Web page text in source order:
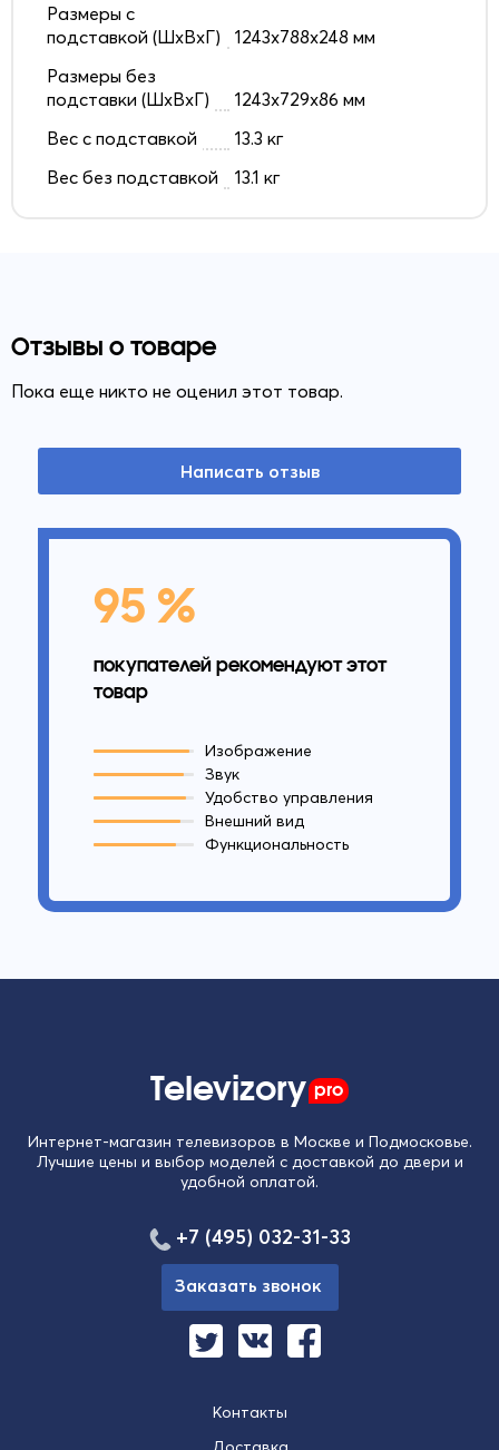
Размеры с
подставкой (ШxВxГ)
1243x788x248 мм
Размеры без
подставки (ШxВxГ)
1243x729x86 мм
Вес с подставкой
13.3 кг
Вес без подставкой
13.1 кг
Отзывы о товаре
Пока еще никто не оценил этот товар.
Написать отзыв
95 %
покупателей рекомендуют этот
товар
Изображение
Звук
Удобство управления
Внешний вид
Функциональность
Televizory pro
Интернет-магазин телевизоров в Москве и Подмосковье.
Лучшие цены и выбор моделей с доставкой до двери и
удобной оплатой.
Контакты
+7 (495) 032-31-33
Заказать звонок